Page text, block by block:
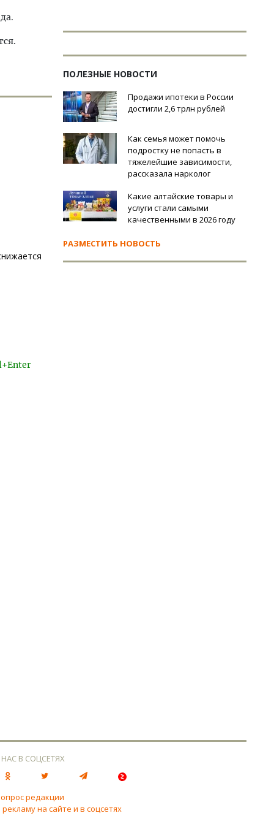
ПОЛЕЗНЫЕ НОВОСТИ
Продажи ипотеки в России
достигли 2,6 трлн рублей
Как семья может помочь
подростку не попасть в
тяжелейшие зависимости,
рассказала нарколог
Какие алтайские товары и
услуги стали самыми
качественными в 2026 году
РАЗМЕСТИТЬ НОВОСТЬ
В СОЦСЕТЯХ
редакции
на сайте и в соцсетях